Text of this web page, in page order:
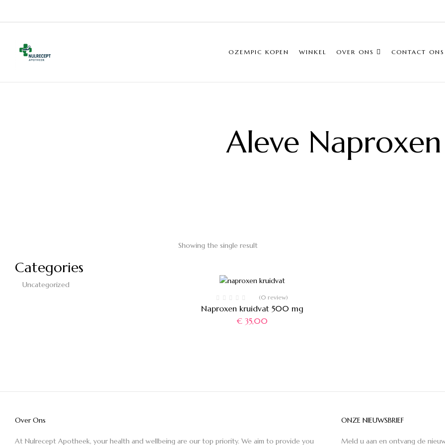
OZEMPIC KOPEN WINKEL OVER ONS CONTACT ONS
Aleve Naproxen
Categories
Uncategorized
Showing the single result
(0 review)
Naproxen kruidvat 500 mg
€35,00
Over Ons
At Nulrecept Apotheek, your health and wellbeing are our top priority. We aim to provide you
ONZE NIEUWSBRIEF
Meld u aan en ontvang de